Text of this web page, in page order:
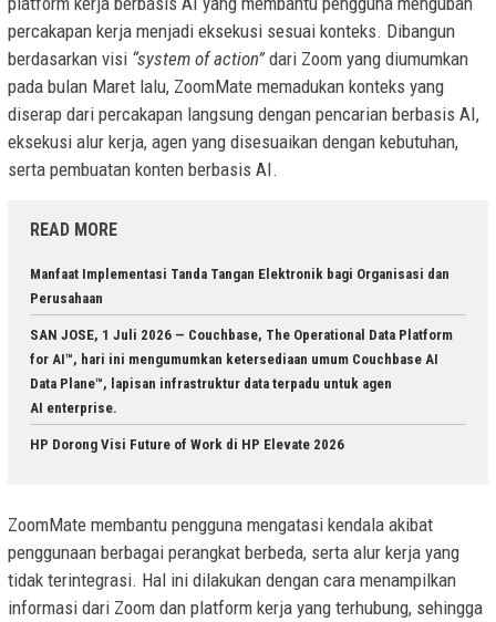
percakapan kerja menjadi eksekusi sesuai konteks. Dibangun
berdasarkan visi “system of action” dari Zoom yang diumumkan
pada bulan Maret lalu, ZoomMate memadukan konteks yang
diserap dari percakapan langsung dengan pencarian berbasis AI,
eksekusi alur kerja, agen yang disesuaikan dengan kebutuhan,
serta pembuatan konten berbasis AI.
READ MORE
Manfaat Implementasi Tanda Tangan Elektronik bagi Organisasi dan
Perusahaan
SAN JOSE, 1 Juli 2026 — Couchbase, The Operational Data Platform
for AI™, hari ini mengumumkan ketersediaan umum Couchbase AI
Data Plane™, lapisan infrastruktur data terpadu untuk agen
AI enterprise.
HP Dorong Visi Future of Work di HP Elevate 2026
ZoomMate membantu pengguna mengatasi kendala akibat
penggunaan berbagai perangkat berbeda, serta alur kerja yang
tidak terintegrasi. Hal ini dilakukan dengan cara menampilkan
informasi dari Zoom dan platform kerja yang terhubung, sehingga